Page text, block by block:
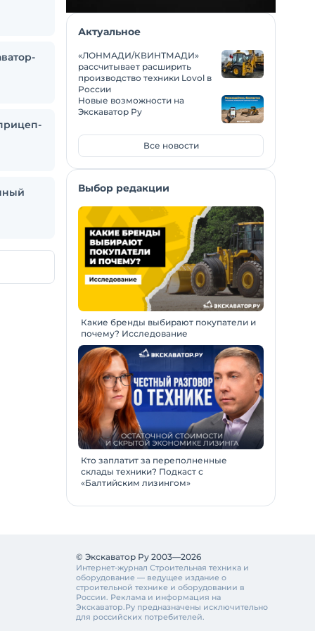
Актуальное
«ЛОНМАДИ/КВИНТМАДИ»
рассчитывает расширить
производство техники Lovol в
России
Новые возможности на
Экскаватор Ру
Все новости
Выбор редакции
Какие бренды выбирают покупатели и
почему? Исследование
Кто заплатит за переполненные
склады техники? Подкаст с
«Балтийским лизингом»
© Экскаватор Ру 2003—2026
Интернет-журнал Строительная техника и
оборудование — ведущее издание о
строительной технике и оборудовании в
России. Реклама и информация на
Экскаватор.Ру предназначены исключительно
для российских потребителей.